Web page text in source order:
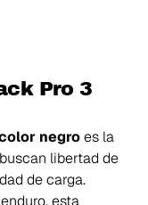
Pro 3
negroes la
libertad de
de carga.
esta